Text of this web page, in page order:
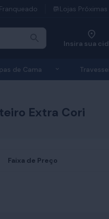
Franqueado Lojas Próximas
Insira sua
de Cabeceiras
de Cama Exibir
Extra Cori
Faixa de Preço